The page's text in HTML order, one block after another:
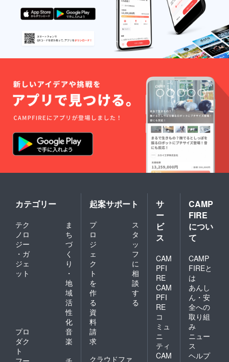
山入山
料・精
進料理
昼食・
マウン
テンバ
イク・
ガイド
カテゴリー
テク
ノロ
ジー
・ガ
ジェ
ット
ま
ち
づ
く
り
・
地
域
活
性
化
プロ
ダク
ト
音
楽
起案サポート
プ
ロ
ジ
ェ
ク
ト
を
作
る
ス
タ
ッ
フ
に
相
談
す
る
資
料
請
求
クラウドファ
サ
ー
ビ
ス
CAM
PFI
RE
CAM
PFI
RE
コ
ミュ
ニ
ティ
CAM
CAMP
FIRE
につい
て
CAMP
FIREと
は
あんし
ん・安
全への
取り組
み
ニュー
ス
ヘルプ